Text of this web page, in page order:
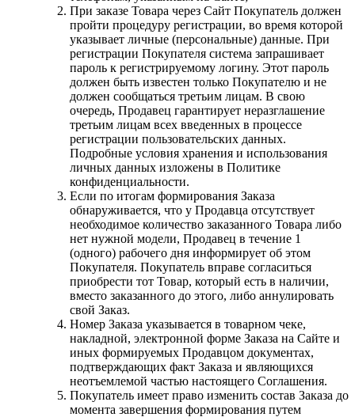
При заказе Товара через Сайт Покупатель должен
пройти процедуру регистрации, во время которой
указывает личные (персональные) данные. При
регистрации Покупателя система запрашивает
пароль к регистрируемому логину. Этот пароль
должен быть известен только Покупателю и не
должен сообщаться третьим лицам. В свою
очередь, Продавец гарантирует неразглашение
третьим лицам всех введенных в процессе
регистрации пользовательских данных.
Подробные условия хранения и использования
личных данных изложены в Политике
конфиденциальности.
Если по итогам формирования Заказа
обнаруживается, что у Продавца отсутствует
необходимое количество заказанного Товара либо
нет нужной модели, Продавец в течение 1
(одного) рабочего дня информирует об этом
Покупателя. Покупатель вправе согласиться
приобрести тот Товар, который есть в наличии,
вместо заказанного до этого, либо аннулировать
свой Заказ.
Номер Заказа указывается в товарном чеке,
накладной, электронной форме Заказа на Сайте и
иных формируемых Продавцом документах,
подтверждающих факт Заказа и являющихся
неотъемлемой частью настоящего Соглашения.
Покупатель имеет право изменить состав Заказа до
момента завершения формирования путем